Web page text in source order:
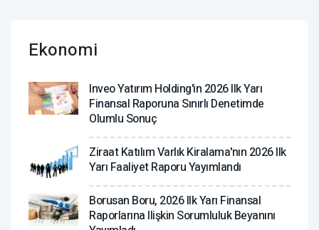
Ekonomi
Inveo Yatırım Holding'in 2026 Ilk Yarı
Finansal Raporuna Sınırlı Denetimde
Olumlu Sonuç
Ziraat Katılım Varlık Kiralama'nın 2026 Ilk
Yarı Faaliyet Raporu Yayımlandı
Borusan Boru, 2026 Ilk Yarı Finansal
Raporlarına Ilişkin Sorumluluk Beyanını